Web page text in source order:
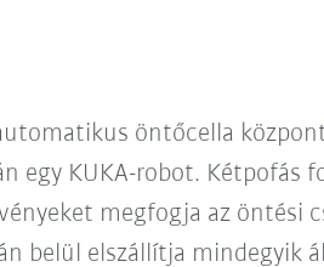
öntőcella
egy KUKA-robot. Kétpofás
megfogja az öntési
belül elszállítja mindegyik